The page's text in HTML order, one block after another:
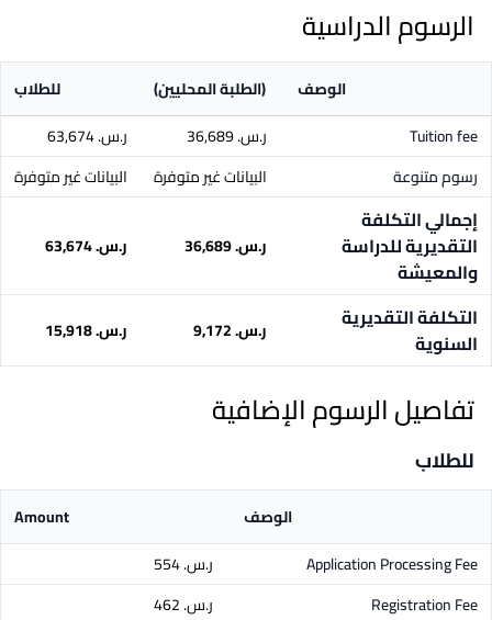
الرسوم الدراسية
الوصف (الطلبة المحليين)
للطلاب
Tuition fee
ر.س.‏ 36,689
ر.س.‏ 63,674
رسوم متنوعة
البيانات غير متوفرة البيانات غير متوفرة
إجمالي التكلفة
التقديرية للدراسة
والمعيشة
ر.س.‏ 36,689 ر.س.‏ 63,674
التكلفة التقديرية
السنوية
ر.س.‏ 9,172 ر.س.‏ 15,918
تفاصيل الرسوم الإضافية
للطلاب
الوصف
Amount
Application Processing Fee
ر.س.‏ 554
Registration Fee
ر.س.‏ 462